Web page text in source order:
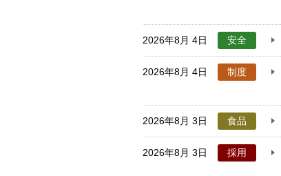
2026年8月 4日 安全
2026年8月 4日 制度
2026年8月 3日 食品
2026年8月 3日 採用